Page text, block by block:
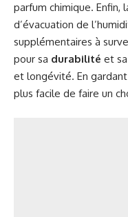
parfum chimique. Enfin,
d’évacuation de
supplémentaires à
pour sa durabilité et sa
et longévité. En
plus facile de faire un